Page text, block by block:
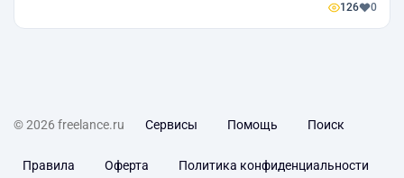
126 0
© 2026 freelance.ru Сервисы Помощь Поиск
Правила Оферта Политика конфиденциальности